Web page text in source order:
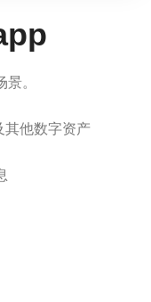
。
其他数字资产